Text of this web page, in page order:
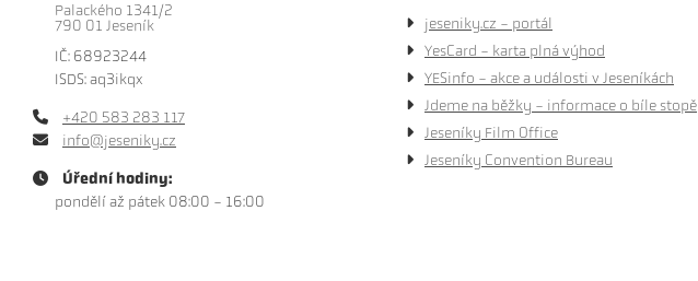
Palackého 1341/2
790 01 Jeseník
IČ: 68923244
ISDS: aq3ikqx
+420 583 283 117
info@jeseniky.cz
Úřední hodiny:
pondělí až pátek 08:00 - 16:00
jeseniky.cz - portál
YesCard - karta plná výhod
YESinfo - akce a události v Jeseníkách
Jdeme na běžky - informace o bíle stopě
Jeseníky Film Office
Jeseníky Convention Bureau